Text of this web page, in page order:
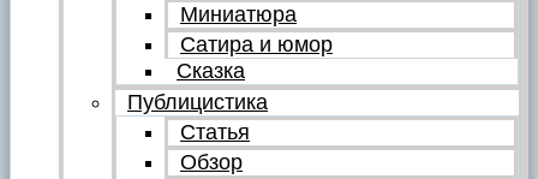
Миниатюра
Сатира и юмор
Сказка
Публицистика
Статья
Обзор